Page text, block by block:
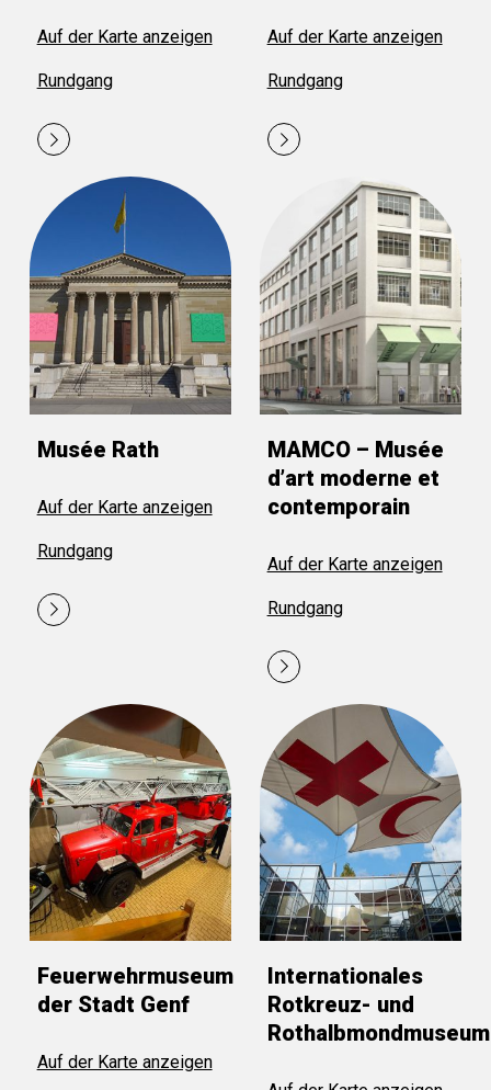
Auf der Karte anzeigen
Rundgang
Auf der Karte anzeigen
Rundgang
Musée Rath
Auf der Karte anzeigen
Rundgang
MAMCO – Musée
d’art moderne et
contemporain
Auf der Karte anzeigen
Rundgang
Feuerwehrmuseum
der Stadt Genf
Auf der Karte anzeigen
Internationales
Rotkreuz- und
Rothalbmondmuseum